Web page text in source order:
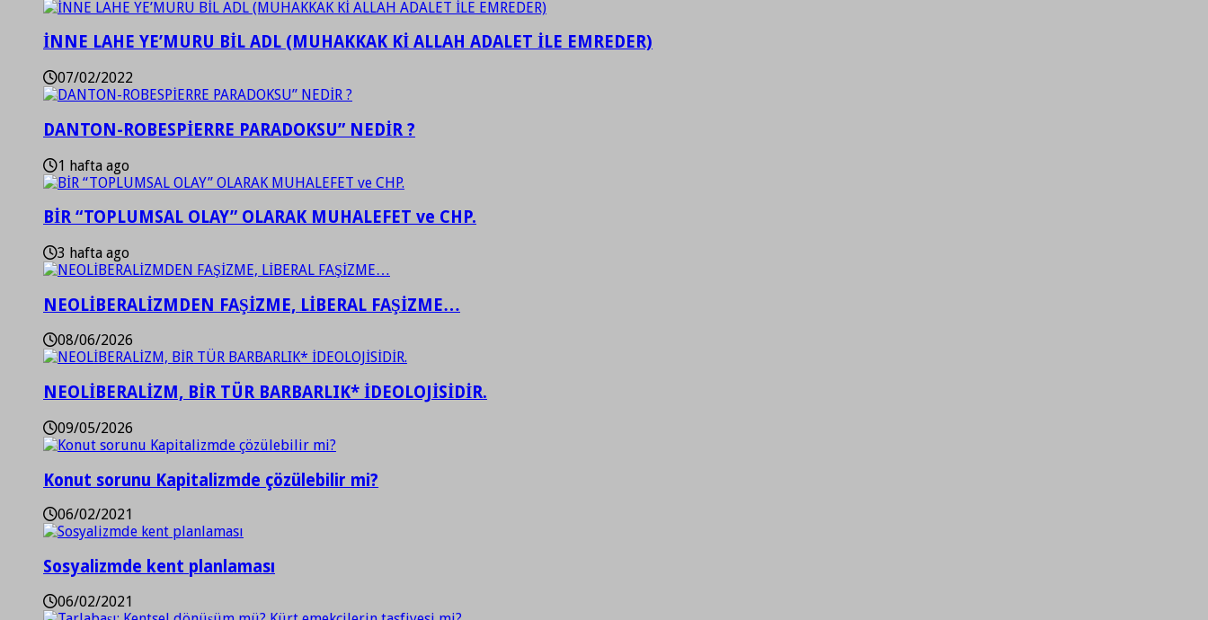
İNNE LAHE YE’MURU BİL ADL (MUHAKKAK Kİ ALLAH ADALET İLE EMREDER)
07/02/2022
DANTON-ROBESPİERRE PARADOKSU” NEDİR ?
1 hafta ago
BİR “TOPLUMSAL OLAY” OLARAK MUHALEFET ve CHP.
3 hafta ago
NEOLİBERALİZMDEN FAŞİZME, LİBERAL FAŞİZME…
08/06/2026
NEOLİBERALİZM, BİR TÜR BARBARLIK* İDEOLOJİSİDİR.
09/05/2026
Konut sorunu Kapitalizmde çözülebilir mi?
06/02/2021
Sosyalizmde kent planlaması
06/02/2021